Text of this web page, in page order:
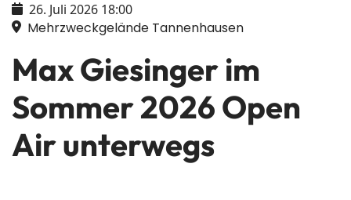
26. Juli 2026 18:00
Mehrzweckgelände Tannenhausen
Max Giesinger im
Sommer 2026 Open
Air unterwegs